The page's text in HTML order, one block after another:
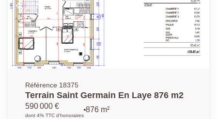
Référence 18375
Terrain Saint Germain En Laye 876 m2
590 000 €
dont 4% TTC d'honoraires
876 m²